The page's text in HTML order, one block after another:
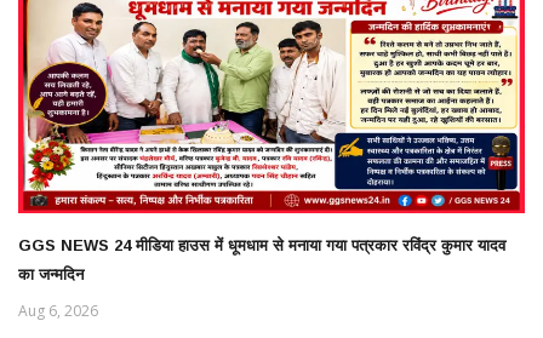
GGS NEWS 24 मीडिया हाउस में धूमधाम से मनाया गया पत्रकार रविंद्र कुमार यादव
का जन्मदिन
Aug 6, 2026